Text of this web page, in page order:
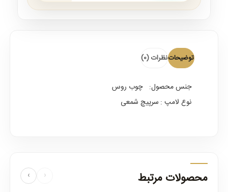
توضیحاتنظرات (0)
جنس محصول: چوب روس
نوع لامپ : سرپیچ شمعی
محصولات مرتبط ‹
›